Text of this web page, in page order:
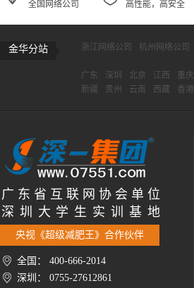
全国网络公司
高性能，高安全
金华分站 浙江网络公司 杭州网络公司
广东 深圳 北京 江西 重庆
新疆
贵州 云南 西藏 香港
广 东 省 互 联 网 协 会 单 位
深 圳 大 学 生 实 训 基 地
央视《超级减肥王》合作伙伴
全国： 400-666-2014
深圳： 0755-27612861